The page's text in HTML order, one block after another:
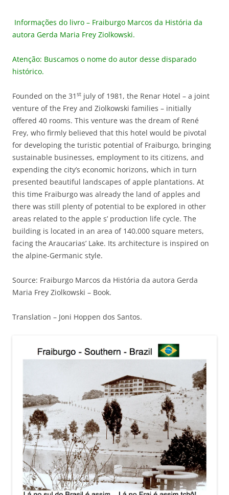
Informações do livro – Fraiburgo Marcos da História da
autora Gerda Maria Frey Ziolkowski.
Atenção: Buscamos o nome do autor desse disparado
histórico.
Founded on the 31 st july of 1981, the Renar Hotel – a joint
venture of the Frey and Ziolkowski families – initially
offered 40 rooms. This venture was the dream of René
Frey, who firmly believed that this hotel would be pivotal
for developing the turistic potential of Fraiburgo, bringing
sustainable businesses, employment to its citizens, and
expending the city’s economic horizons, which in turn
presented beautiful landscapes of apple plantations. At
this time Fraiburgo was already the land of apples and
there was still plenty of potential to be explored in other
areas related to the apple s’ production life cycle. The
building is located in an area of 140.000 square meters,
facing the Araucarias’ Lake. Its architecture is inspired on
the alpine-Germanic style.
Source: Fraiburgo Marcos da História da autora Gerda
Maria Frey Ziolkowski – Book.
Translation – Joni Hoppen dos Santos.